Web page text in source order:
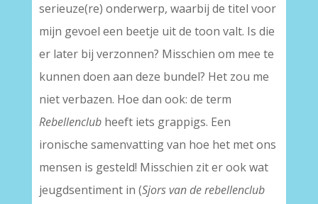
serieuze(re) onderwerp, waarbij de titel voor
mijn gevoel een beetje uit de toon valt. Is die
er later bij verzonnen? Misschien om mee te
kunnen doen aan deze bundel? Het zou me
niet verbazen. Hoe dan ook: de term
Rebellenclubheeft iets grappigs. Een
ironische samenvatting van hoe het met ons
mensen is gesteld! Misschien zit er ook wat
jeugdsentiment in (Sjors van de rebellenclub